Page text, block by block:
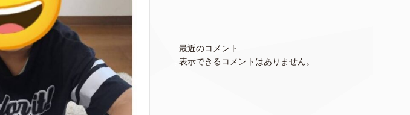
最近のコメント
表示できるコメントはありません。